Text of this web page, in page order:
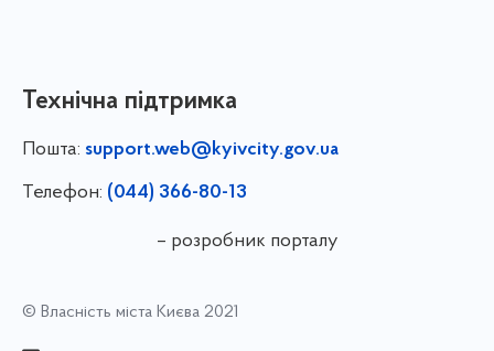
Технічна підтримка
Пошта: support.web@kyivcity.gov.ua
Телефон: (044) 366-80-13
– розробник порталу
© Власність міста Києва 2021